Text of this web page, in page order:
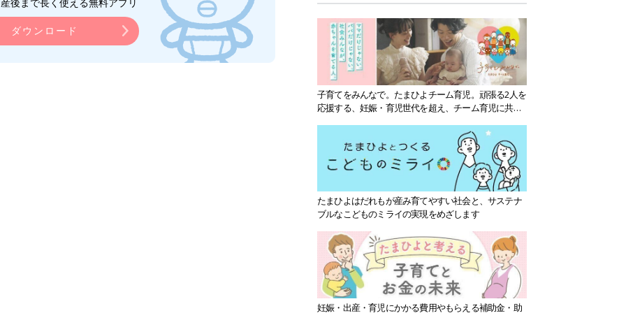
ダウンロード
子育てをみんなで。たまひよチーム育児。頑張る2人を
応援する、妊娠・育児世代を超え、チーム育児に共感
たまひよはだれもが産み育てやすい社会と、サステナ
ブルなこどものミライの実現をめざします
妊娠・出産・育児にかかる費用やもらえる補助金・助